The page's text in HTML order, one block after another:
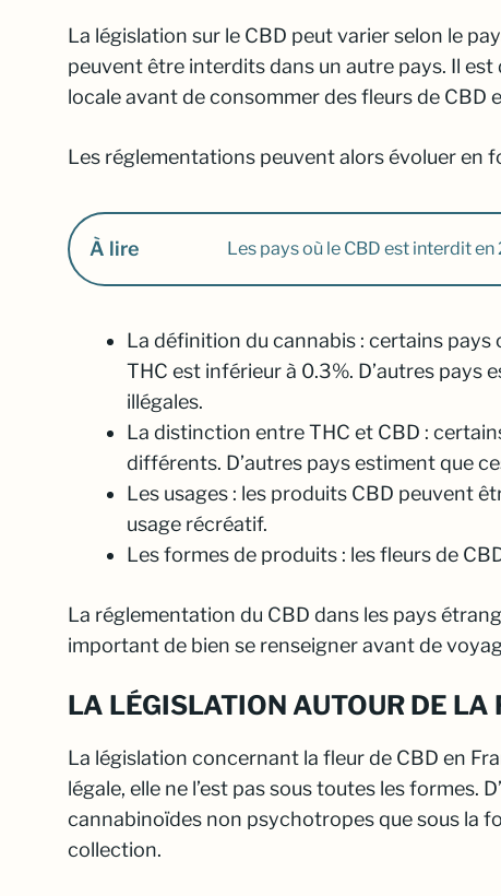
La législation sur le CBD peut varier selon le
peuvent être interdits dans un autre pays. Il
locale avant de consommer des fleurs de CBD
Les réglementations peuvent alors évoluer en
À lire Les pays où le CBD est interdit
La définition du cannabis : certains
THC est inférieur à 0.3%. D’autres
illégales.
La distinction entre THC et CBD :
différents. D’autres pays estiment que
Les usages : les produits CBD peuvent
usage récréatif.
Les formes de produits : les fleurs de
La réglementation du CBD dans les pays
important de bien se renseigner avant de
LA LÉGISLATION AUTOUR DE LA
La législation concernant la fleur de CBD en
légale, elle ne l’est pas sous toutes les formes.
cannabinoïdes non psychotropes que sous la
collection.